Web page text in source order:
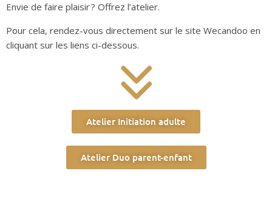
Envie de faire plaisir ? Offrez l’atelier.
Pour cela, rendez-vous directement sur le site Wecandoo en
cliquant sur les liens ci-dessous.
Atelier Initiation adulte
Atelier Duo parent-enfant